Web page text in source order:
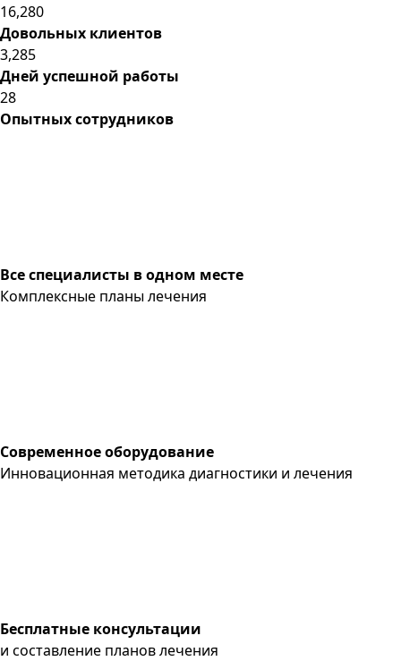
16,280
Довольных клиентов
3,285
Дней успешной работы
28
Опытных сотрудников
Все специалисты в одном месте
Комплексные планы лечения
Современное оборудование
Инновационная методика диагностики и лечения
Бесплатные консультации
и составление планов лечения